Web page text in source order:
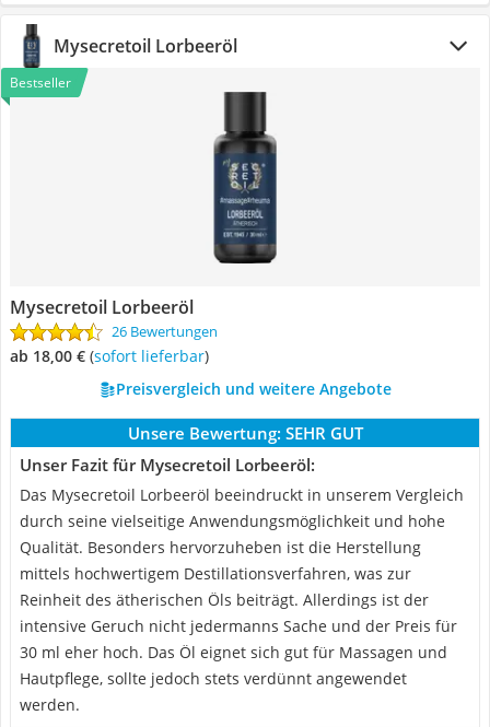
Mysecretoil Lorbeeröl
Bestseller
Mysecretoil Lorbeeröl
26 Bewertungen
ab 18,00 € ( Sofort lieferbar)
Preisvergleich und weitere Angebote
Unsere Bewertung: SEHR GUT
Unser Fazit für Mysecretoil Lorbeeröl:
Das Mysecretoil Lorbeeröl beeindruckt in unserem Vergleich
durch seine vielseitige Anwendungsmöglichkeit und hohe
Qualität. Besonders hervorzuheben ist die Herstellung
mittels hochwertigem Destillationsverfahren, was zur
Reinheit des ätherischen Öls beiträgt. Allerdings ist der
intensive Geruch nicht jedermanns Sache und der Preis für
30 ml eher hoch. Das Öl eignet sich gut für Massagen und
Hautpflege, sollte jedoch stets verdünnt angewendet
werden.